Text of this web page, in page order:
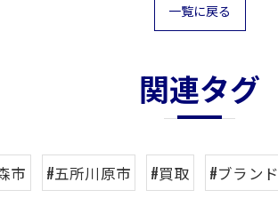
一覧に戻る
関連タグ
市 #五所川原市 #買取 #ブランド